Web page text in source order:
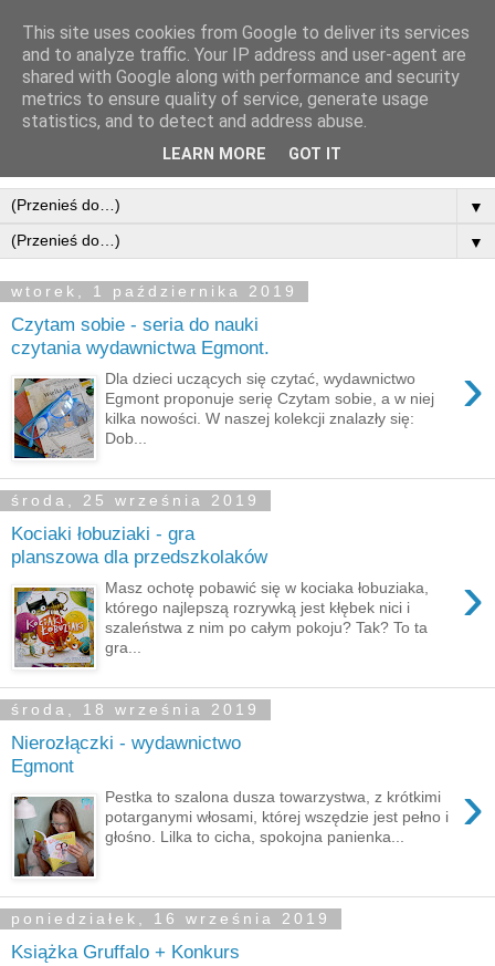
▼
▼
wtorek, 1 października 2019
Czytam sobie - seria do nauki
czytania wydawnictwa Egmont.
›
Dla dzieci uczących się czytać, wydawnictwo
Egmont proponuje serię Czytam sobie, a w niej
kilka nowości. W naszej kolekcji znalazły się:
Dob...
środa, 25 września 2019
Kociaki łobuziaki - gra
planszowa dla przedszkolaków
›
Masz ochotę pobawić się w kociaka łobuziaka,
którego najlepszą rozrywką jest kłębek nici i
szaleństwa z nim po całym pokoju? Tak? To ta
gra...
środa, 18 września 2019
Nierozłączki - wydawnictwo
Egmont
›
Pestka to szalona dusza towarzystwa, z krótkimi
potarganymi włosami, której wszędzie jest pełno i
głośno. Lilka to cicha, spokojna panienka...
poniedziałek, 16 września 2019
Książka Gruffalo + Konkurs
This site uses cookies from Google to deliver its services
and to analyze traffic. Your IP address and user-agent are
shared with Google along with performance and security
metrics to ensure quality of service, generate usage
statistics, and to detect and address abuse.
LEARN MORE GOT IT